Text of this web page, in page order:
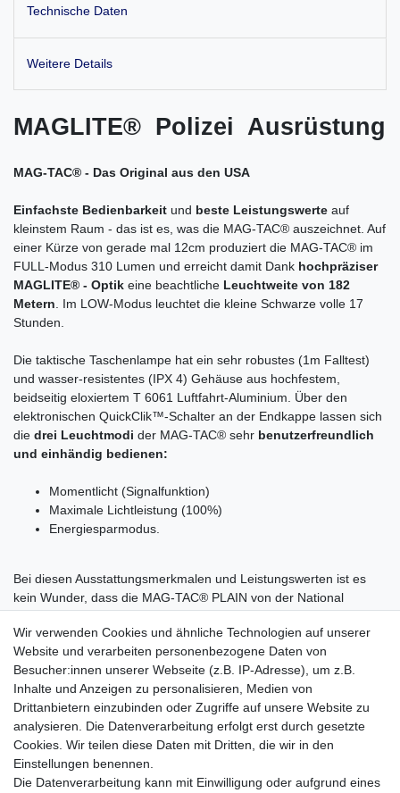
Technische Daten
Weitere Details
MAGLITE® Polizei Ausrüstung
MAG-TAC® - Das Original aus den USA
Einfachste Bedienbarkeit und beste Leistungswerte auf
kleinstem Raum - das ist es, was die MAG-TAC® auszeichnet. Auf
einer Kürze von gerade mal 12cm produziert die MAG-TAC® im
FULL-Modus 310 Lumen und erreicht damit Dank hochpräziser
MAGLITE® - Optik eine beachtliche Leuchtweite von 182
Metern . Im LOW-Modus leuchtet die kleine Schwarze volle 17
Stunden.
Die taktische Taschenlampe hat ein sehr robustes (1m Falltest)
und wasser-resistentes (IPX 4) Gehäuse aus hochfestem,
beidseitig eloxiertem T 6061 Luftfahrt-Aluminium. Über den
elektronischen QuickClik™-Schalter an der Endkappe lassen sich
die drei Leuchtmodi der MAG-TAC® sehr benutzerfreundlich
und einhändig bedienen:
Momentlicht (Signalfunktion)
Maximale Lichtleistung (100%)
Energiesparmodus.
Bei diesen Ausstattungsmerkmalen und Leistungswerten ist es
kein Wunder, dass die MAG-TAC® PLAIN von der National
Bereich empfohlenwird.
SG2LRE6L Technische Details:
Leuchtweite: 182 Meter
Leuchtstärke: 310 Lumen
Leuchtdauer (max.): 17 Stunden im Low-Modus
Leuchtfarbe: Weiß
Batterien: 2x CR123
Wasserdicht: IPX4
Wir verwenden Cookies und ähnliche Technologien auf unserer
Website und verarbeiten personenbezogene Daten von
Besucher:innen unserer Webseite (z.B. IP-Adresse), um z.B.
Inhalte und Anzeigen zu personalisieren, Medien von
Drittanbietern einzubinden oder Zugriffe auf unsere Website zu
analysieren. Die Datenverarbeitung erfolgt erst durch gesetzte
Cookies. Wir teilen diese Daten mit Dritten, die wir in den
Einstellungen benennen.
Die Datenverarbeitung kann mit Einwilligung oder aufgrund eines